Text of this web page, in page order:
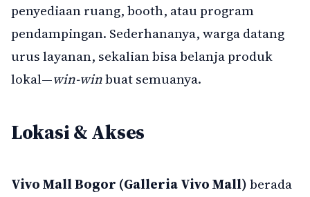
penyediaan ruang, booth, atau program
pendampingan. Sederhananya, warga datang
urus layanan, sekalian bisa belanja produk
lokal—win-winbuat semuanya.
Lokasi & Akses
Vivo Mall Bogor (Galleria Vivo Mall)berada